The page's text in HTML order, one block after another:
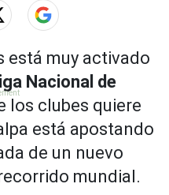
está muy activado
Nacional de
los clubes quiere
está apostando
de un nuevo
mundial.